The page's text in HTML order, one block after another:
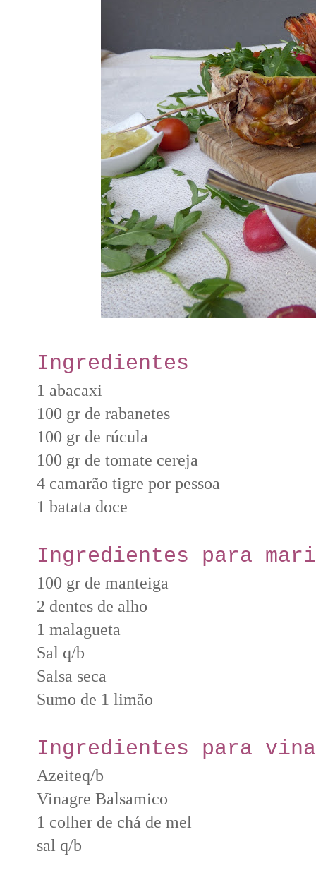
Ingredientes
1 abacaxi
100 gr de rabanetes
100 gr de rúcula
100 gr de tomate cereja
4 camarão tigre por pessoa
1 batata doce
Ingredientes para
100 gr de manteiga
2 dentes de alho
1 malagueta
Sal q/b
Salsa seca
Sumo de 1 limão
Ingredientes para
Azeiteq/b
Vinagre Balsamico
1 colher de chá de mel
sal q/b